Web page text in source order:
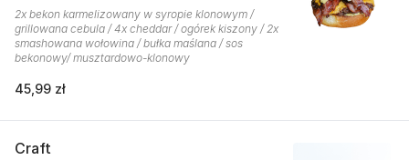
2x bekon karmelizowany w syropie klonowym /
grillowana cebula / 4x cheddar / ogórek kiszony / 2x
smashowana wołowina / bułka maślana / sos
bekonowy/ musztardowo-klonowy
45,99 zł
Craft